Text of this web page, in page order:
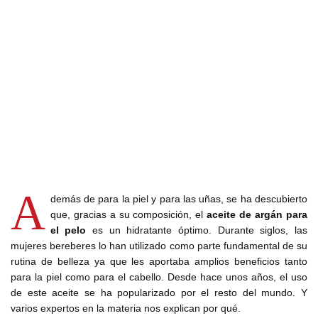
A demás de para la piel y para las uñas, se ha descubierto
que, gracias a su composición, el aceite de argán para
el peloes un hidratante óptimo. Durante siglos, las
mujeres bereberes lo han utilizado como parte fundamental de su
rutina de belleza ya que les aportaba amplios beneficios tanto
para la piel como para el cabello. Desde hace unos años, el uso
de este aceite se ha popularizado por el resto del mundo. Y
varios expertos en la materia nos explican por qué.